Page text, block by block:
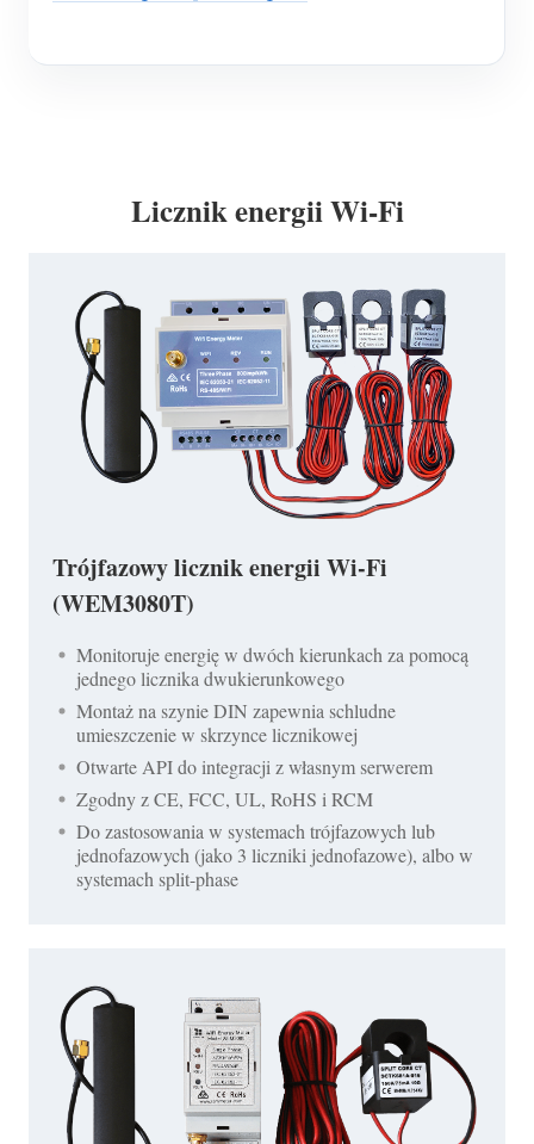
Licznik energii Wi-Fi
Trójfazowy licznik energii Wi-Fi
(WEM3080T)
Monitoruje energię w dwóch kierunkach za pomocą
jednego licznika dwukierunkowego
Montaż na szynie DIN zapewnia schludne
umieszczenie w skrzynce licznikowej
Otwarte API do integracji z własnym serwerem
Zgodny z CE, FCC, UL, RoHS i RCM
Do zastosowania w systemach trójfazowych lub
jednofazowych (jako 3 liczniki jednofazowe), albo w
systemach split-phase